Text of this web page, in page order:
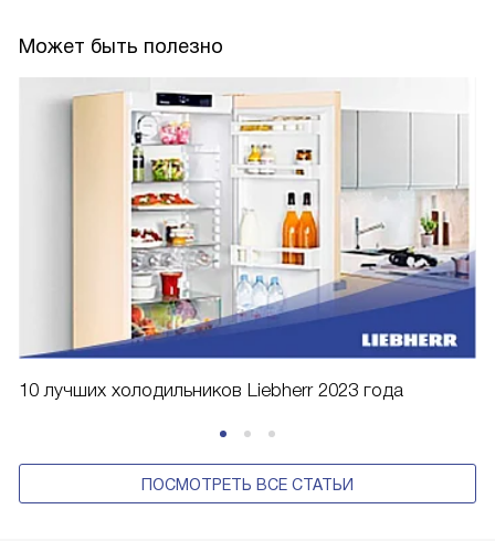
Может быть полезно
10 лучших холодильников Liebherr 2023 года
ПОСМОТРЕТЬ ВСЕ СТАТЬИ